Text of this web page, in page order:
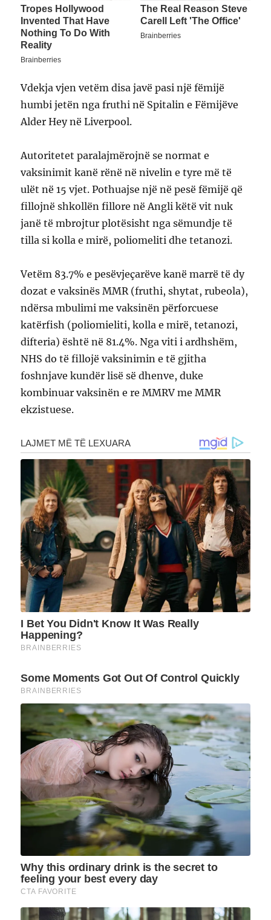
Vdekja vjen vetëm disa javë pasi një fëmijë
humbi jetën nga fruthi në Spitalin e Fëmijëve
Alder Hey në Liverpool.
Autoritetet paralajmërojnë se normat e
vaksinimit kanë rënë në nivelin e tyre më të
ulët në 15 vjet. Pothuajse një në pesë fëmijë që
fillojnë shkollën fillore në Angli këtë vit nuk
janë të mbrojtur plotësisht nga sëmundje të
tilla si kolla e mirë, poliomeliti dhe tetanozi.
Vetëm 83.7% e pesëvjeçarëve kanë marrë të dy
dozat e vaksinës MMR (fruthi, shytat, rubeola),
ndërsa mbulimi me vaksinën përforcuese
katërfish (poliomieliti, kolla e mirë, tetanozi,
difteria) është në 81.4%. Nga viti i ardhshëm,
NHS do të fillojë vaksinimin e të gjitha
foshnjave kundër lisë së dhenve, duke
kombinuar vaksinën e re MMRV me MMR
ekzistuese.